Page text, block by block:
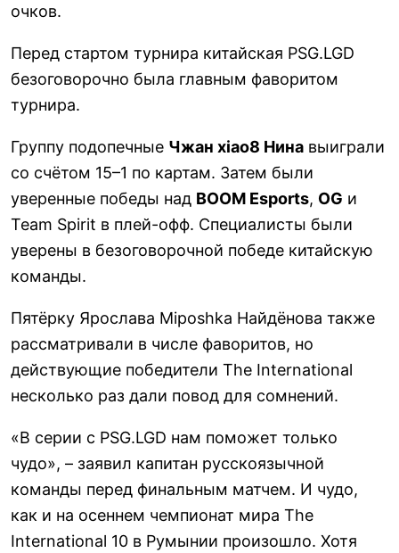
очков.
Перед стартом турнира китайская PSG.LGD
безоговорочно была главным фаворитом
турнира.
Группу подопечные Чжан xiao8 Нина выиграли
со счётом 15–1 по картам. Затем были
уверенные победы над BOOM Esports, OG и
Team Spirit в плей-офф. Специалисты были
уверены в безоговорочной победе китайскую
команды.
Пятёрку Ярослава Miposhka Найдёнова также
рассматривали в числе фаворитов, но
действующие победители The International
несколько раз дали повод для сомнений.
«В серии с PSG.LGD нам поможет только
чудо», – заявил капитан русскоязычной
команды перед финальным матчем. И чудо,
как и на осеннем чемпионат мира The
International 10 в Румынии произошло. Хотя